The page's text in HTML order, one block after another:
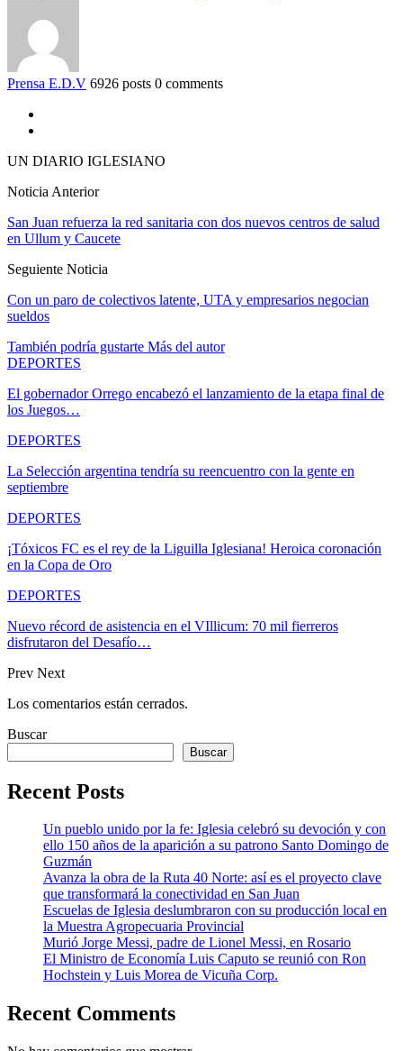
Prensa E.D.V 6926 posts 0 comments
UN DIARIO IGLESIANO
Noticia Anterior
San Juan refuerza la red sanitaria con dos nuevos centros de salud
en Ullum y Caucete
Seguiente Noticia
Con un paro de colectivos latente, UTA y empresarios negocian
sueldos
También podría gustarte Más del autor
DEPORTES
El gobernador Orrego encabezó el lanzamiento de la etapa final de
los Juegos…
DEPORTES
La Selección argentina tendría su reencuentro con la gente en
septiembre
DEPORTES
¡Tóxicos FC es el rey de la Liguilla Iglesiana! Heroica coronación
en la Copa de Oro
DEPORTES
Nuevo récord de asistencia en el VIllicum: 70 mil fierreros
disfrutaron del Desafío…
Prev Next
Los comentarios están cerrados.
Buscar
Buscar
Recent Posts
Un pueblo unido por la fe: Iglesia celebró su devoción y con
ello 150 años de la aparición a su patrono Santo Domingo de
Guzmán
Avanza la obra de la Ruta 40 Norte: así es el proyecto clave
que transformará la conectividad en San Juan
Escuelas de Iglesia deslumbraron con su producción local en
la Muestra Agropecuaria Provincial
Murió Jorge Messi, padre de Lionel Messi, en Rosario
El Ministro de Economía Luis Caputo se reunió con Ron
Hochstein y Luis Morea de Vicuña Corp.
Recent Comments